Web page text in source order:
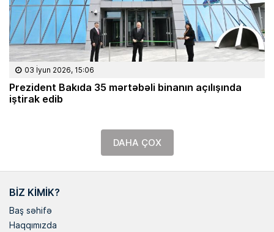
03 İyun 2026, 15:06
Prezident Bakıda 35 mərtəbəli binanın açılışında
iştirak edib
DAHA ÇOX
BIZ KIMIK?
Baş səhifə
Haqqımızda